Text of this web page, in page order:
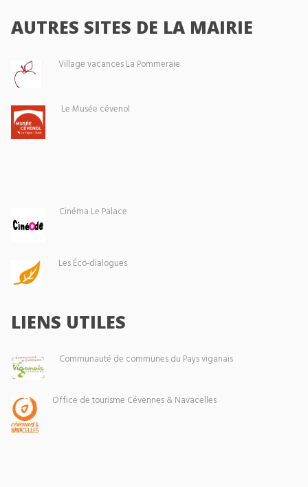
AUTRES SITES DE LA MAIRIE
Village vacances La Pommeraie
Le Musée cévenol
Cinéma Le Palace
Les Éco-dialogues
LIENS UTILES
Communauté de communes du Pays viganais
Office de tourisme Cévennes & Navacelles